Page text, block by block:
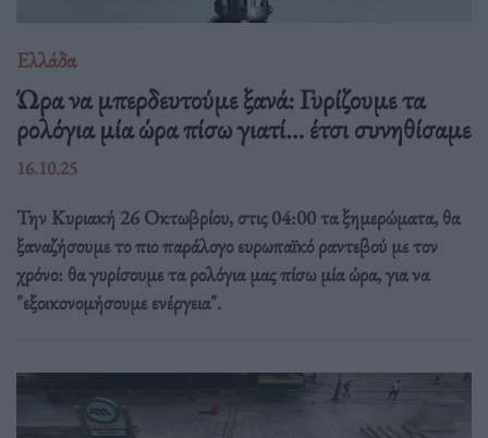
Ελλάδα
Ώρα να μπερδευτούμε ξανά: Γυρίζουμε τα
ρολόγια μία ώρα πίσω γιατί… έτσι συνηθίσαμε
16.10.25
Την Κυριακή 26 Οκτωβρίου, στις 04:00 τα ξημερώματα, θα
ξαναζήσουμε το πιο παράλογο ευρωπαϊκό ραντεβού με τον
χρόνο: θα γυρίσουμε τα ρολόγια μας πίσω μία ώρα, για να
"εξοικονομήσουμε ενέργεια".